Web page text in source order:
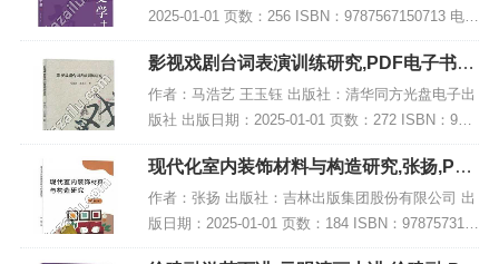
2025-01-01 页数：256 ISBN：9787567150713 电子
书大小：217MB [高清扫描版PDF格式] 内容简介 在
《徐建...
影视戏剧台词表演训练研究,PDF电子书下
载,网盘资源
作者：马浩艺 王玉钰 出版社：清华同方光盘电子出
版社 出版日期：2025-01-01 页数：272 ISBN：978
7547065402 电子书大小：232MB [高清扫描版PDF
格式] 内...
现代化室内装饰材料与构造研究,张扬,PDF
电子书网盘下载
作者：张扬 出版社：吉林出版集团股份有限公司 出
版日期：2025-01-01 页数：184 ISBN：978757315
5016 电子书大小：218MB [高清扫描版PDF格式] 内